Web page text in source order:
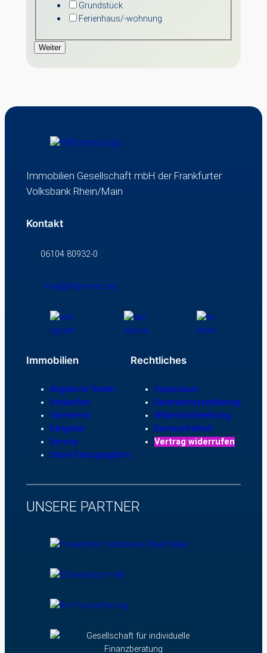
Grundstück
Ferienhaus/-wohnung
Weiter
Immobilien Gesellschaft mbH der Frankfurter
Volksbank Rhein/Main
Kontakt
06104 80932-0
mail@fvb-immo.de
Immobilien
Angebote finden
Verkaufen
Vermieten
Ratgeber
Service
Unser Einzugsgebiet
Rechtliches
Impressum
Datenschutzerklärung
Widerrufsbelehrung
Barrierefreiheit
Vertrag widerrufen
UNSERE PARTNER